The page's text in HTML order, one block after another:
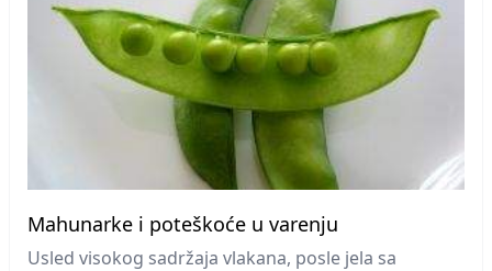
Mahunarke i poteškoće u varenju
Usled visokog sadržaja vlakana, posle jela sa